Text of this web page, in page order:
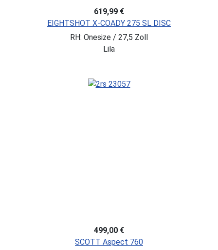
619,99 €
EIGHTSHOT X-COADY 275 SL DISC
RH: Onesize / 27,5 Zoll
Lila
499,00 €
SCOTT Aspect 760